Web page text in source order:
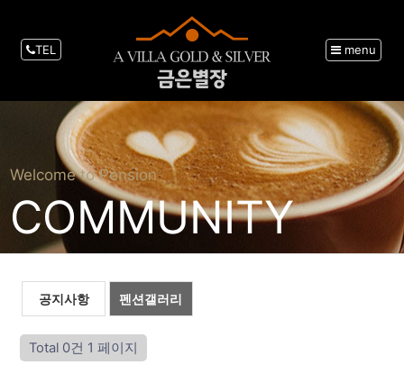
TEL menu
Welcome to Pension
COMMUNITY
공지사항 펜션갤러리
Total 0건 1 페이지